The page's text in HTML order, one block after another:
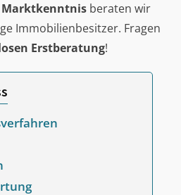
Marktkenntnis beraten wir
Immobilienbesitzer. Fragen
Erstberatung!